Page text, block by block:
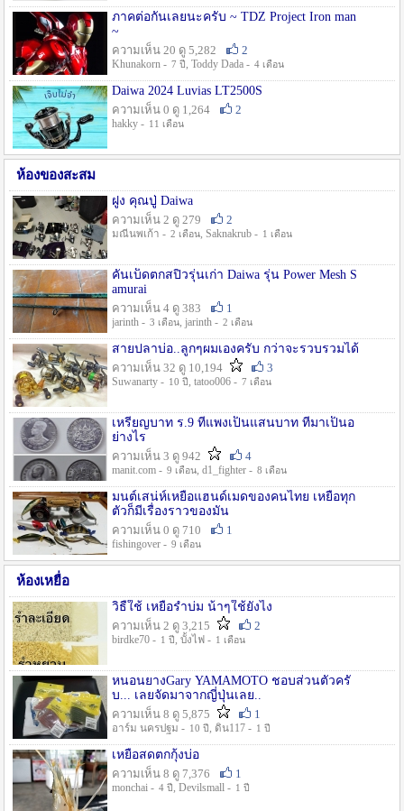
ภาคต่อกันเลยนะครับ ~ TDZ Project Iron man
~
ความเห็น 20 ดู 5,282
2
Khunakorn - 7 ปี , Toddy Dada - 4 เดือน
Daiwa 2024 Luvias LT2500S
ความเห็น 0 ดู 1,264
2
hakky - 11 เดือน
ห้องของสะสม
ฝูง คุณปู่ Daiwa
ความเห็น 2 ดู 279
2
มณีนพเก้า - 2 เดือน, Saknakrub - 1 เดือน
คันเบ็ดตกสปิ๋วรุ่นเก่า Daiwa รุ่น Power Mesh S
amurai
ความเห็น 4 ดู 383
1
jarinth - 3 เดือน, jarinth - 2 เดือน
สายปลาบ่อ..ลูกๆผมเองครับ กว่าจะรวบรวมได้
ความเห็น 32 ดู 10,194
3
Suwanarty - 10 ปี , tatoo006 - 7 เดือน
เหรียญบาท ร.9 ที่แพงเป็นแสนบาท ที่มาเป็นอ
ย่างไร
ความเห็น 3 ดู 942
4
manit.com - 9 เดือน, d1_fighter - 8 เดือน
มนต์เสน่ห์เหยื่อแฮนด์เมดของคนไทย เหยื่อทุก
ตัวก็มีเรื่องราวของมัน
ความเห็น 0 ดู 710
1
fishingover - 9 เดือน
ห้องเหยื่อ
วิธืใช้ เหยื่อรำบ่ม น้าๆใช้ยังไง
ความเห็น 2 ดู 3,215
2
birdke70 - 1 ปี , บั้งไฟ - 1 เดือน
หนอนยางGary YAMAMOTO ชอบส่วนตัวครั
บ... เลยจัดมาจากญี่ปุ่นเลย..
ความเห็น 8 ดู 5,875
1
อาร์ม นครปฐม - 10 ปี , ดิน117 - 1 ปี
เหยื่อสดตกกุ้งบ่อ
ความเห็น 8 ดู 7,376
1
monchai - 4 ปี , Devilsmall - 1 ปี